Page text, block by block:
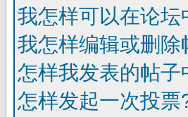
我怎样可以在论坛
我怎样编辑或删除
怎样我发表的帖子
怎样发起一次投票